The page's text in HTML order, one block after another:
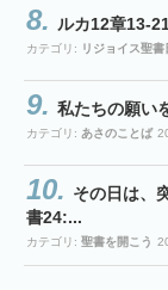
ルカ12章13-
カテゴリ: リジョイス聖書
私たちの願い
カテゴリ: あさのことば
その日は、
書24:...
カテゴリ: 聖書を開こう